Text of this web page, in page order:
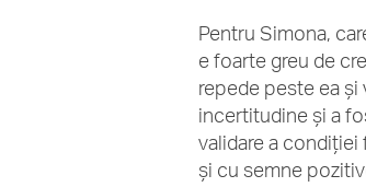
Pentru Simona,
e foarte greu de
repede peste ea și
incertitudine și a
validare a
și cu semne